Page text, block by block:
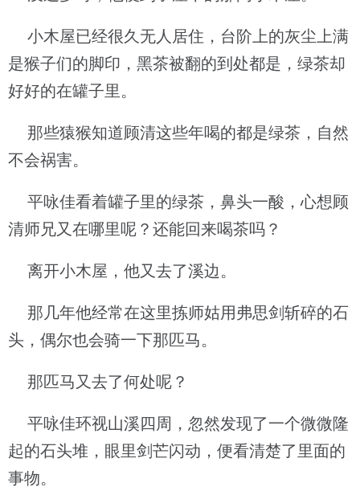
小木屋已经很久无人居住，台阶上的灰尘上满
是猴子们的脚印，黑茶被翻的到处都是，绿茶却
好好的在罐子里。
那些猿猴知道顾清这些年喝的都是绿茶，自然
不会祸害。
平咏佳看着罐子里的绿茶，鼻头一酸，心想顾
清师兄又在哪里呢？还能回来喝茶吗？
离开小木屋，他又去了溪边。
那几年他经常在这里拣师姑用弗思剑斩碎的石
头，偶尔也会骑一下那匹马。
那匹马又去了何处呢？
平咏佳环视山溪四周，忽然发现了一个微微隆
起的石头堆，眼里剑芒闪动，便看清楚了里面的
事物。